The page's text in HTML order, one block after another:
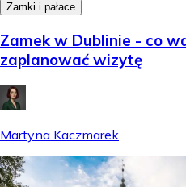
Zamki i pałace
Zamek w Dublinie - co
zaplanować wizytę
Martyna Kaczmarek